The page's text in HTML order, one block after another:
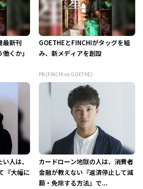
最新刊
くか』
GOETHEとFINCHIがタッグを組
み、新メディアを創設
PR (FINCHI on GOETHE)
人は、
『大幅に
カードローン地獄の人は、消費者
金融が教えない『返済停止して減
額・免除する方法』で...